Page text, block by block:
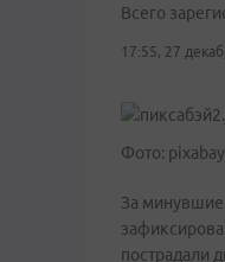
Всего
17:55, 27
Фото:
За минувшие
пострадали